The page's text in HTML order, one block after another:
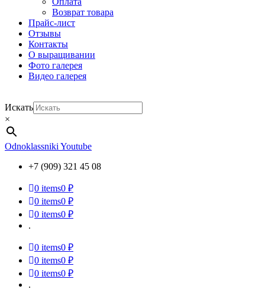
Возврат товара
Прайс-лист
Отзывы
Контакты
О выращивании
Фото галерея
Видео галерея
Искать
×
Odnoklassniki Youtube
+7 (909) 321 45 08
0 items0 ₽
0 items0 ₽
0 items0 ₽
.
0 items0 ₽
0 items0 ₽
0 items0 ₽
.